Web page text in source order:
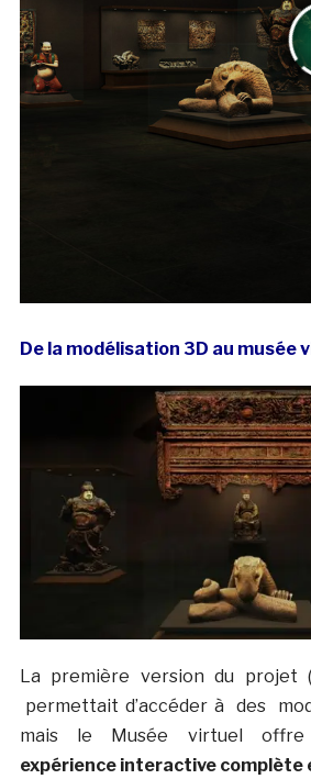
De la modélisation 3D au musée
La première version du
permettait d’accéder à des
mais le Musée virtuel offre
expérience interactive complète